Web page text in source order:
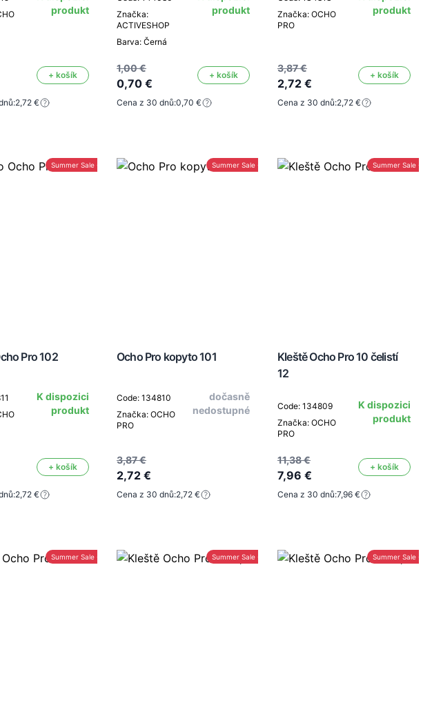
produkt
+ košík
2,72 €
Značka:
ACTIVESHOP
Barva: Černá
produkt
1,00 €
0,70 €
+ košík
Cena z 30 dnů:0,70 €
Značka: OCHO
PRO
produkt
3,87 €
2,72 €
+ košík
Cena z 30 dnů:2,72 €
Summer Sale -30%
Pro 102
K dispozici
produkt
+ košík
2,72 €
Summer Sale -30%
Ocho Pro kopyto 101
Code: 134810
Značka: OCHO
PRO
dočasně
nedostupné
3,87 €
2,72 €
Cena z 30 dnů:2,72 €
Summer Sale -30%
Kleště Ocho Pro 10 čelistí
12
Code: 134809
Značka: OCHO
PRO
K dispozici
produkt
11,38 €
7,96 €
+ košík
Cena z 30 dnů:7,96 €
Summer Sale -30% Summer Sale -30% Summer Sale -30%